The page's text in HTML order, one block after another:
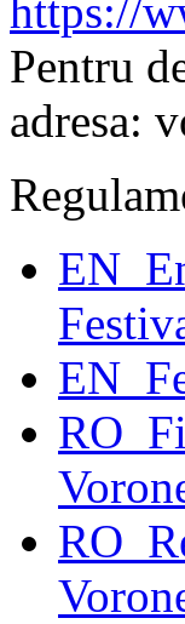
https://
Pentru
adresa: